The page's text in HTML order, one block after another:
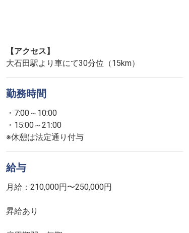
【アクセス】
大石田駅より車にて30分位（15km）
勤務時間
・7:00～10:00
・15:00～21:00
※休憩は法定通り付与
給与
月給：210,000円〜250,000円
昇給あり